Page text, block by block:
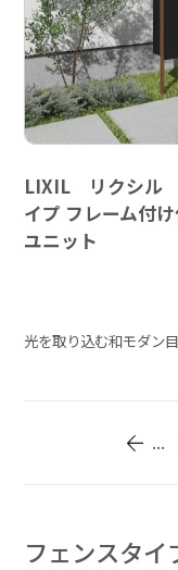
LIXIL リクシル
イプ フレーム付
ユニット
光を取り込む和モダン
...
フェンスタイ